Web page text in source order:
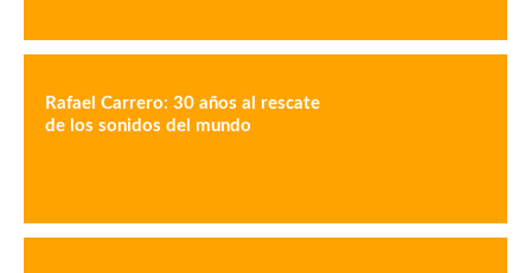
Rafael Carrero: 30 años al rescate
de los sonidos del mundo